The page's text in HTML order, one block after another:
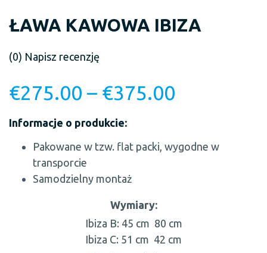
ŁAWA KAWOWA IBIZA
(0) Napisz recenzję
€275.00 – €375.00
Informacje o produkcie:
Pakowane w tzw. flat packi, wygodne w
transporcie
Samodzielny montaż
Wymiary:
Ibiza B: 45 cm 80 cm
Ibiza C: 51 cm 42 cm